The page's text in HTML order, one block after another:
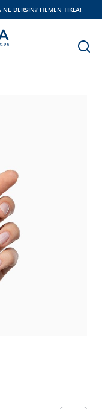
DERSIN? HEMEN TIKLA!